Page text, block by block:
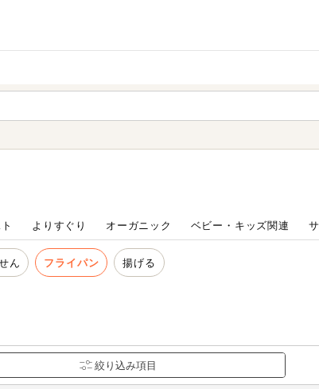
くても検索できます。
よりすぐり オーガニック ベビー・キッズ関連
ん フライパン 揚げる